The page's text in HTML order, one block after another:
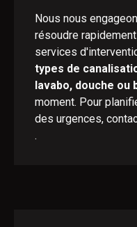
Nous nous
résoudre
services
types de
lavabo, douche ou
moment. Pour
des urgences,
.